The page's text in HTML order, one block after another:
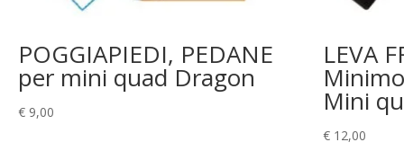
POGGIAPIEDI, PEDANE
per mini quad Dragon
€ 9,00
LEVA
Mini
€ 12,00